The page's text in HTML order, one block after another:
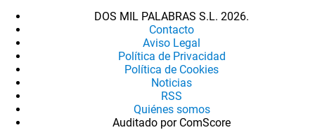
DOS MIL PALABRAS S.L. 2026.
Contacto
Aviso Legal
Política de Privacidad
Política de Cookies
Noticias
RSS
Quiénes somos
Auditado por ComScore